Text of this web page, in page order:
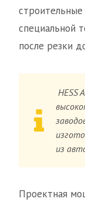
специальной
после резки
HESS
из
Проектная